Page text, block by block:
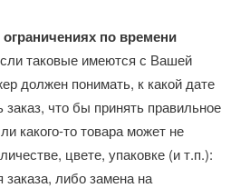
по времени
таковые имеются с Вашей
должен понимать, к какой дате
что бы принять правильное
какого-то товара может не
цвете, упаковке (и т.п.):
либо замена на